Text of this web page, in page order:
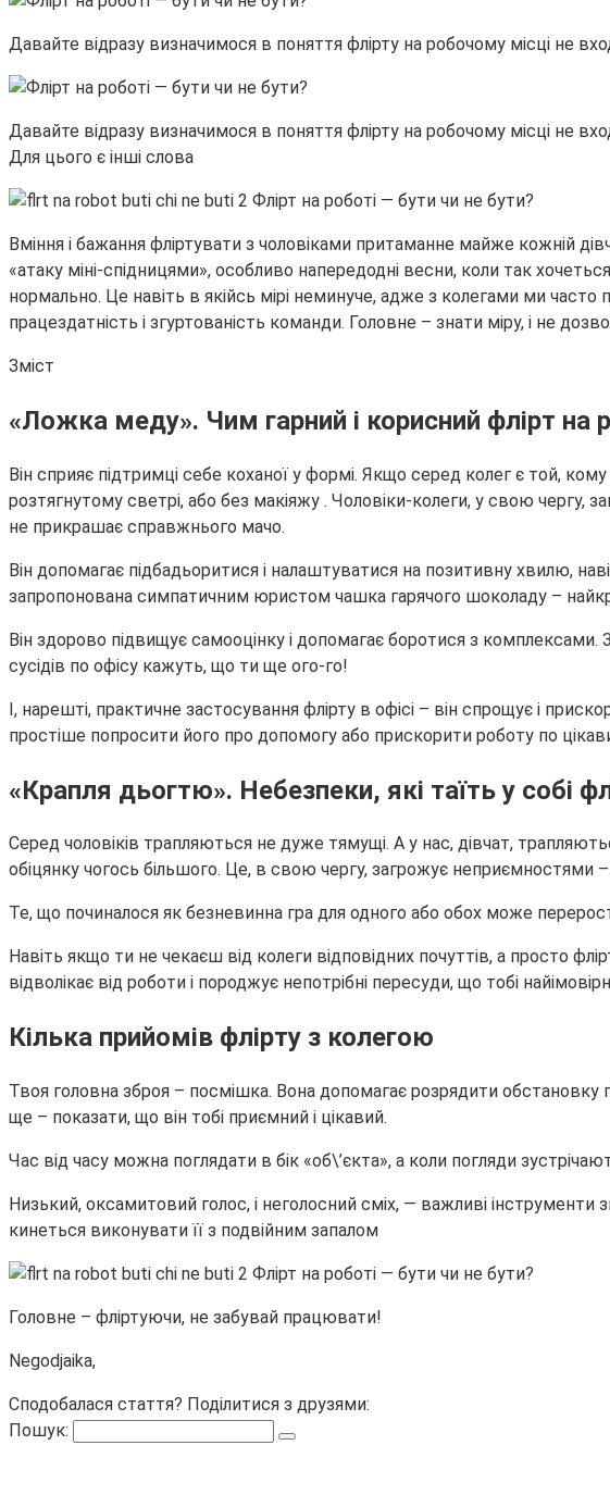
Давайте відразу визначимося в поняття флірту на робочому місці не
Давайте відразу визначимося в поняття флірту на робочому місці не
Для цього є інші слова
Вміння і бажання фліртувати з чоловіками притаманне майже кожній
«атаку міні-спідницями», особливо напередодні весни, коли так
нормально. Це навіть в якійсь мірі неминуче, адже з колегами ми
працездатність і згуртованість команди. Головне – знати міру, і не
Зміст
«Ложка меду». Чим гарний і корисний флірт на
Він сприяє підтримці себе коханої у формі. Якщо серед колег є той,
розтягнутому светрі, або без макіяжу . Чоловіки-колеги, у свою чергу,
не прикрашає справжнього мачо.
Він допомагає підбадьоритися і налаштуватися на позитивну хвилю,
запропонована симпатичним юристом чашка гарячого шоколаду –
Він здорово підвищує самооцінку і допомагає боротися з комплексами.
сусідів по офісу кажуть, що ти ще ого-го!
І, нарешті, практичне застосування флірту в офісі – він спрощує і
простіше попросити його про допомогу або прискорити роботу по
«Крапля дьогтю». Небезпеки, які таїть у собі
Серед чоловіків трапляються не дуже тямущі. А у нас, дівчат,
обіцянку чогось більшого. Це, в свою чергу, загрожує
Те, що починалося як безневинна гра для одного або обох може
Навіть якщо ти не чекаєш від колеги відповідних почуттів, а просто
відволікає від роботи і породжує непотрібні пересуди, що тобі
Кілька прийомів флірту з колегою
Твоя головна зброя – посмішка. Вона допомагає розрядити обстановку
ще – показати, що він тобі приємний і цікавий.
Час від часу можна поглядати в бік «об\’єкта», а коли погляди
Низький, оксамитовий голос, і неголосний сміх, — важливі
кинеться виконувати її з подвійним запалом
Головне – фліртуючи, не забувай працювати!
Negodjaika,
Сподобалася стаття? Поділитися з друзями:
Пошук: